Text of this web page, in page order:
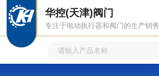
华控(天津)阀门
专注于电动执行器和阀门的生产销售